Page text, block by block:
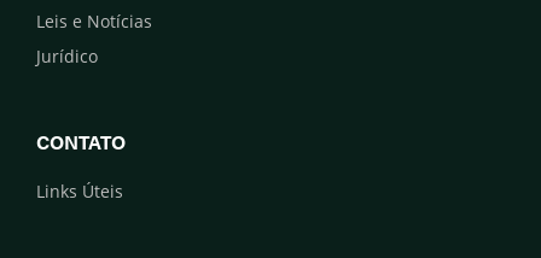
Leis e Notícias
Jurídico
CONTATO
Links Úteis